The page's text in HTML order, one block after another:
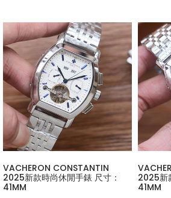
VACHERON CONSTANTIN
2025新款時尚休閒手錶 尺寸：
41MM
2025新
41MM